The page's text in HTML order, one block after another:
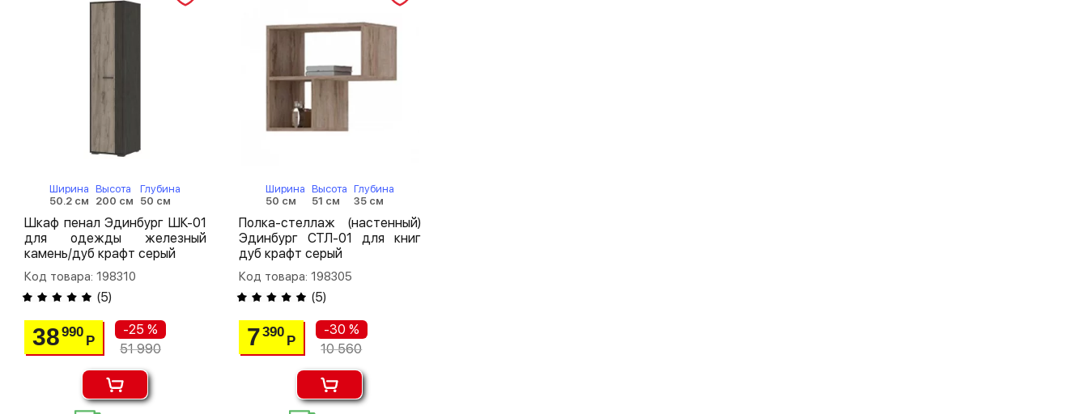
Ширина
50.2 см
Высота
200 см
Глубина
50 см
Шкаф пенал Эдинбург ШК-01
для одежды железный
камень/дуб крафт серый
Код товара: 198310
(5)
38990
Р
-25 %
51 990
Ширина
50 см
Высота
51 см
Глубина
35 см
Полка-стеллаж (настенный)
Эдинбург СТЛ-01 для книг
дуб крафт серый
Код товара: 198305
(5)
7390
Р
-30 %
10 560